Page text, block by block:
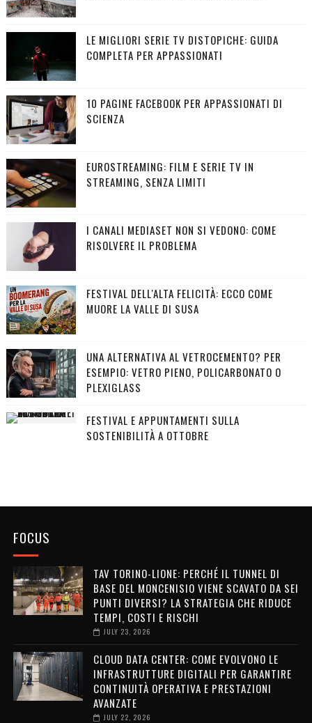
LE MIGLIORI SERIE TV DISTOPICHE: GUIDA
COMPLETA PER APPASSIONATI
10 PAGINE FACEBOOK PER APPASSIONATI DI
SCIENZA
EUROSTREAMING: FILM E SERIE TV IN
STREAMING, SENZA LIMITI
I CANALI MEDIASET NON SI VEDONO: COME
RISOLVERE IL PROBLEMA
FESTIVAL DELL'ALTA FELICITÀ: ECCO COME
MUORE LA VALLE DI SUSA
UNA ALTERNATIVA AL VETROCEMENTO? PER
ESEMPIO: VETRO PIENO, POLICARBONATO O
PLEXIGLASS
FESTIVAL E APPUNTAMENTI SULLA
SOSTENIBILITÀ A OTTOBRE
FOCUS
TAV TORINO-LIONE: PERCHÉ IL TUNNEL DI
BASE DEL MONCENISIO VIENE SCAVATO DA SEI
PUNTI DIVERSI? LA STRATEGIA CHE RIDUCE
TEMPI, COSTI E RISCHI
JULY 23, 2026
CLOUD DATA CENTER: COME EVOLVONO LE
INFRASTRUTTURE DIGITALI PER GARANTIRE
CONTINUITÀ OPERATIVA E PRESTAZIONI
AVANZATE
JULY 22, 2026